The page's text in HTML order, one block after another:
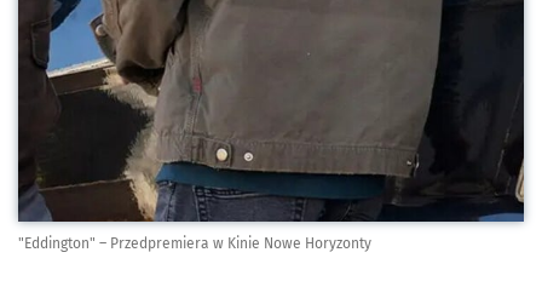
"Eddington" – Przedpremiera w Kinie Nowe Horyzonty